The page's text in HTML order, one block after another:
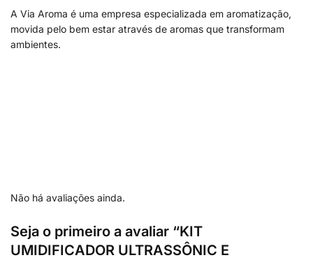
A Via Aroma é uma empresa especializada em aromatização,
movida pelo bem estar através de aromas que transformam
ambientes.
Não há avaliações ainda.
Seja o primeiro a avaliar “KIT
UMIDIFICADOR ULTRASSÔNIC E